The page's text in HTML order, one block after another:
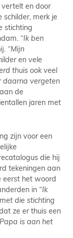
en door
schilder, merk je
stichting
“Ik ben
“Mijn
en vele
thuis ook veel
daarna vergeten
de
jaren met
zijn voor een
die hij
tekeningen aan
eerst het woord
in “Ik
die stichting
ze er thuis een
is aan het